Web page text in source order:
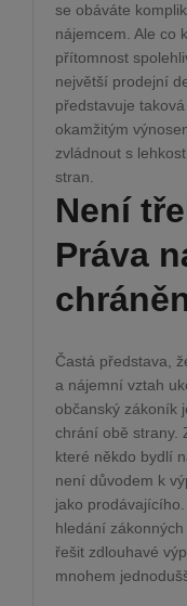
se obáváte
nájemcem. Ale co
přítomnost
největší prodejní
představuje
okamžitým
zvládnout s
stran.
Není
Práva
Častá představa,
a nájemní vztah
občanský zákoník
chrání obě strany.
které někdo bydlí
není důvodem k
jako
hledání
řešit zdlouhavé
mnohem